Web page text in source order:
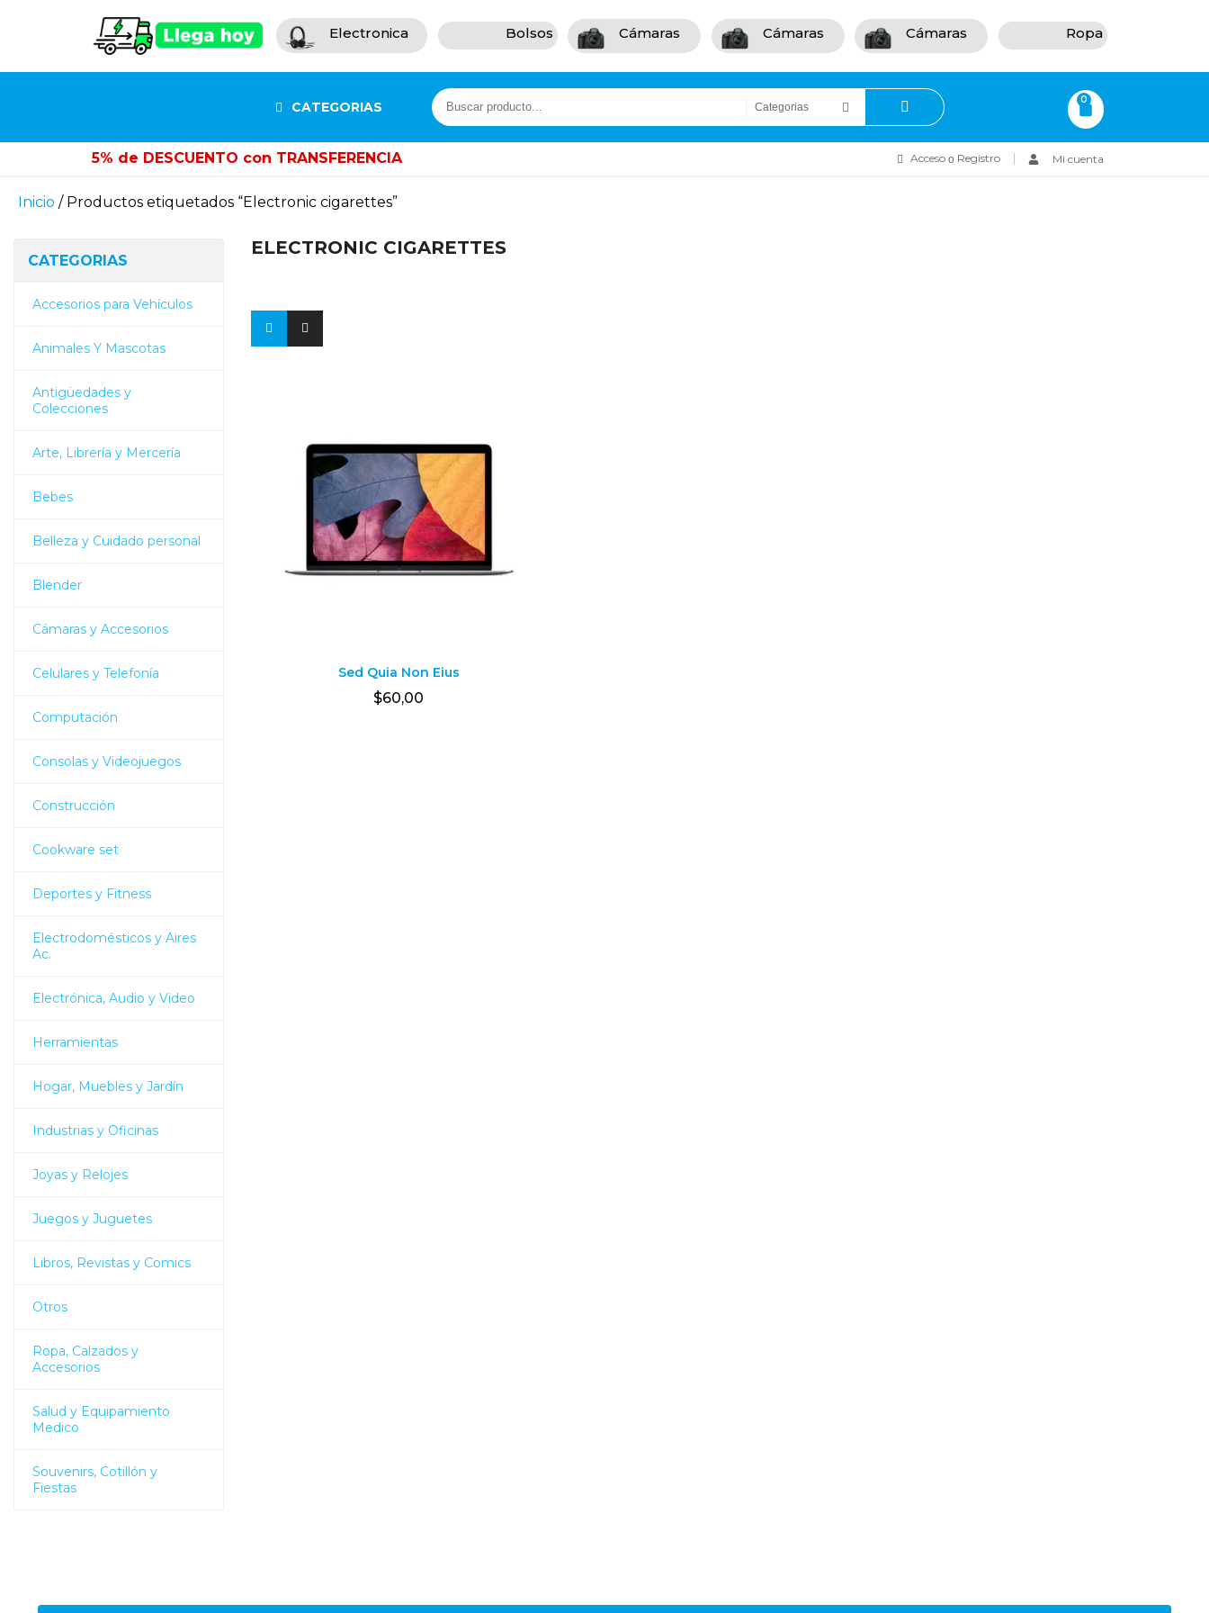
Electronica Bolsos Cámaras Cámaras Cámaras Ropa
CATEGORIAS 0
5% de DESCUENTO con TRANSFERENCIA Acceso o Registro Mi cuenta
Inicio / Productos etiquetados “Electronic cigarettes”
CATEGORIAS
Accesorios para Vehículos
Animales Y Mascotas
Antigüedades y
Colecciones
Arte, Librería y Mercería
Bebes
Belleza y Cuidado personal
Blender
Cámaras y Accesorios
Celulares y Telefonía
Computación
Consolas y Videojuegos
Construcción
Cookware set
Deportes y Fitness
Electrodomésticos y Aires
Ac.
Electrónica, Audio y Video
Herramientas
Hogar, Muebles y Jardín
Industrias y Oficinas
Joyas y Relojes
Juegos y Juguetes
Libros, Revistas y Comics
Otros
Ropa, Calzados y
Accesorios
Salud y Equipamiento
Medico
Souvenirs, Cotillón y
Fiestas
ELECTRONIC CIGARETTES
Sed Quia Non Eius
$60,00